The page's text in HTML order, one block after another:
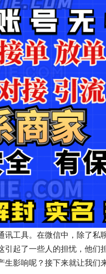
工具。在微信中，除了私
起了一些人的担忧，他们
影响呢？接下来就让我们